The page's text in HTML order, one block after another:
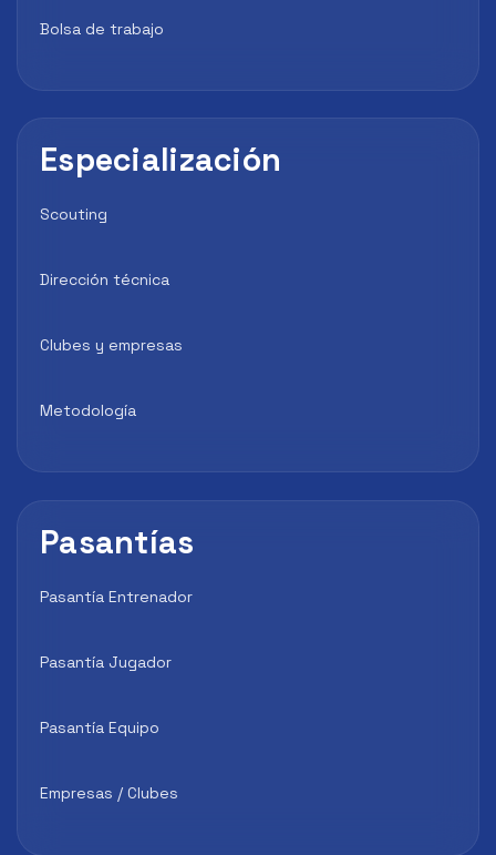
Bolsa de trabajo
Especialización
Scouting
Dirección técnica
Clubes y empresas
Metodología
Pasantías
Pasantía Entrenador
Pasantía Jugador
Pasantía Equipo
Empresas / Clubes